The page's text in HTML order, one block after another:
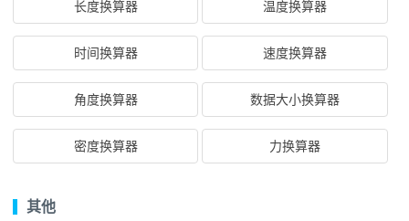
长度换算器 温度换算器
时间换算器 速度换算器
角度换算器 数据大小换算器
密度换算器 力换算器
其他